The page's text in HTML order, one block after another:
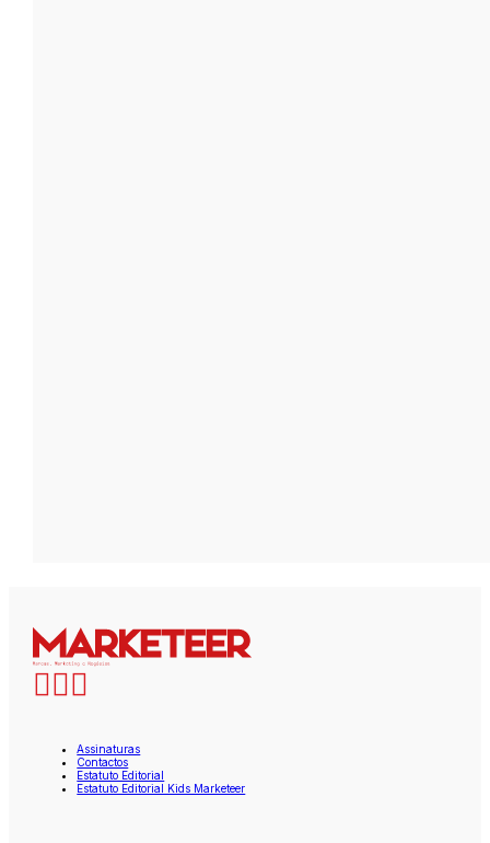
Assinaturas
Contactos
Estatuto Editorial
Estatuto Editorial Kids Marketeer